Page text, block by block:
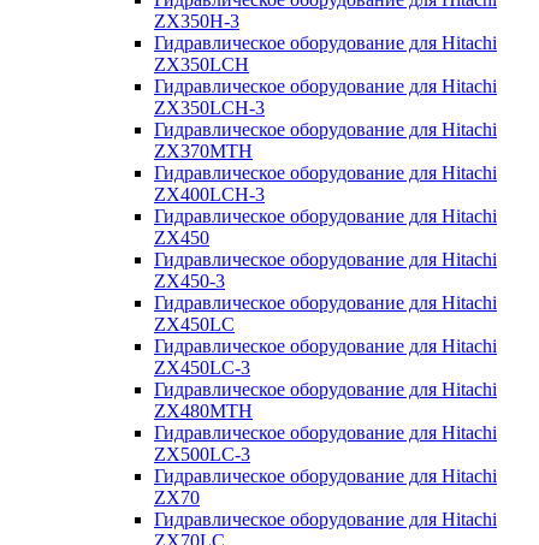
ZX350H-3
Гидравлическое оборудование для Hitachi
ZX350LCH
Гидравлическое оборудование для Hitachi
ZX350LCH-3
Гидравлическое оборудование для Hitachi
ZX370MTH
Гидравлическое оборудование для Hitachi
ZX400LCH-3
Гидравлическое оборудование для Hitachi
ZX450
Гидравлическое оборудование для Hitachi
ZX450-3
Гидравлическое оборудование для Hitachi
ZX450LC
Гидравлическое оборудование для Hitachi
ZX450LC-3
Гидравлическое оборудование для Hitachi
ZX480MTH
Гидравлическое оборудование для Hitachi
ZX500LC-3
Гидравлическое оборудование для Hitachi
ZX70
Гидравлическое оборудование для Hitachi
ZX70LC